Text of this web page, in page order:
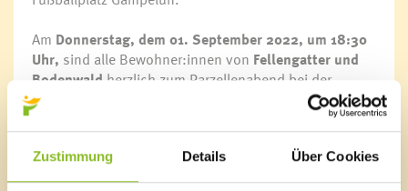
Zustimmung Details Über Cookies
Am Donnerstag, dem 01. September 2022, um 18:30
Uhr, sind alle Bewohner:innen von Fellengatter und
Bodenwald herzlich zum Parzellenabend bei der
Volksschule Fellengatter eingeladen.
Beide Abende stehen unter dem Motto „Berichte –
Information – Gedankenaustausch - Kommunikation “
und finden bei jeder Witterung satt. Für Bewirtung